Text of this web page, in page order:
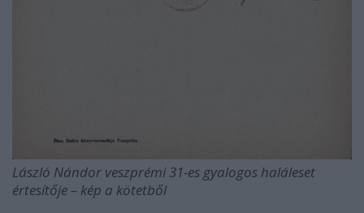
László Nándor veszprémi 31-es gyalogos haláleset
értesítője – kép a kötetből